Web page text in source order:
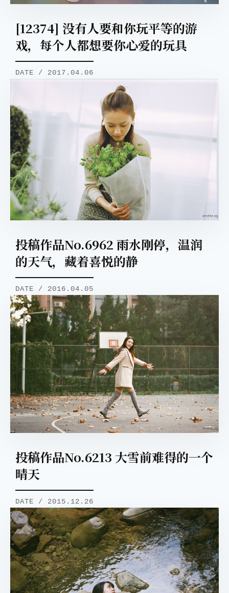
[12374] 没有人要和你玩平等的游
戏，每个人都想要你心爱的玩具
DATE / 2017.04.06
投稿作品No.6962 雨水刚停，温润
的天气，藏着喜悦的静
DATE / 2016.04.05
投稿作品No.6213 大雪前难得的一个
晴天
DATE / 2015.12.26